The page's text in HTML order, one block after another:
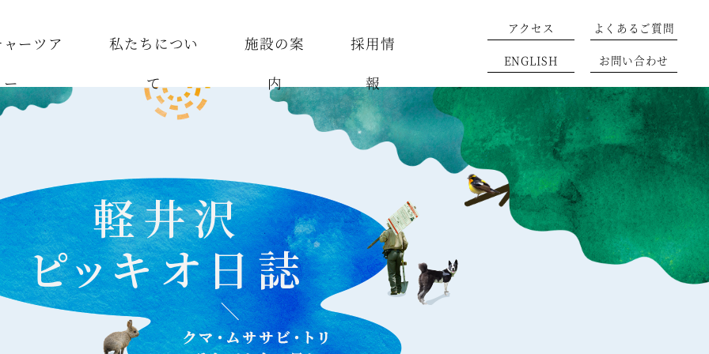
ーツア
ー
私たちについ
て
施設の案
内
採用情
報
アクセス よくあるご質問
ENGLISH お問い合わせ